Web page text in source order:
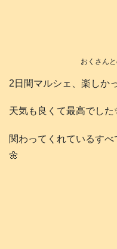
おくさん
2日間マルシェ、楽しか
天気も良くて最高でした
関わってくれているす
🌼